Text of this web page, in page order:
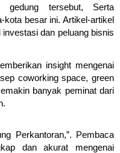
tersebut, Serta
kota besar ini. Artikel-artikel
dan peluang bisnis
insight mengenai
coworking space, green
banyak peminat dari
Perkantoran,”. Pembaca
dan akurat mengenai